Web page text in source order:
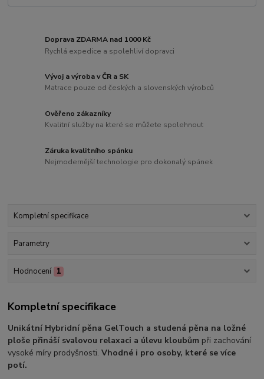
Doprava ZDARMA nad 1000 Kč
Rychlá expedice a spolehliví dopravci
Vývoj a výroba v ČR a SK
Matrace pouze od českých a slovenských výrobců
Ověřeno zákazníky
Kvalitní služby na které se můžete spolehnout
Záruka kvalitního spánku
Nejmodernější technologie pro dokonalý spánek
Kompletní specifikace
Parametry
Hodnocení 1
Kompletní specifikace
Unikátní Hybridní pěna GelTouch a studená pěna na ložné
ploše přináší svalovou relaxaci a úlevu kloubům při zachování
vysoké míry prodyšnosti.Vhodné i pro osoby, které se více
potí.